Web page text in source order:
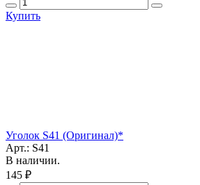
Купить
Уголок S41 (Оригинал)*
Арт.: S41
В наличии.
145 ₽